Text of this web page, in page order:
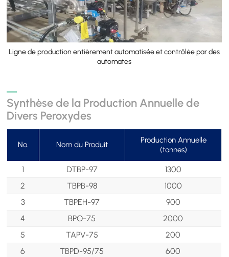
Ligne de production entièrement automatisée et contrôlée par des
automates
Synthèse de la Production Annuelle de
Divers Peroxydes
No. Nom du Produit
Production Annuelle
(tonnes)
1 DTBP-97
1300
2
TBPB-98
1000
3
TBPEH-97
900
4
BPO-75
2000
5
TAPV-75
200
6
TBPD-95/75
600